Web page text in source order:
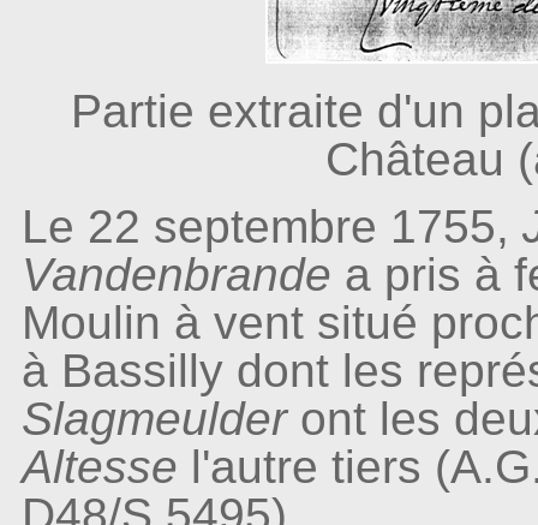
Partie extraite d'un
Château
Le 22 septembre 1755,
Vandenbrande a pris à
Moulin à vent situé
à Bassilly dont les
Slagmeulder ont les
Altesse l'autre tiers